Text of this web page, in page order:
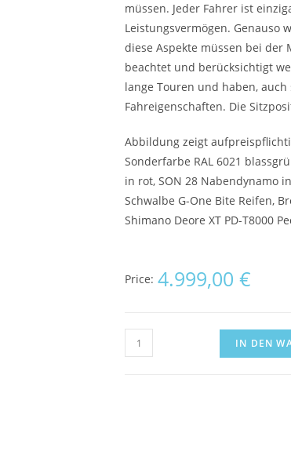
müssen. Jeder Fahrer ist
Leistungsvermögen. Genauso
diese Aspekte müssen bei der
beachtet und berücksichtigt
lange Touren und haben,
Fahreigenschaften. Die
Abbildung zeigt
Sonderfarbe RAL 6021
in rot, SON 28 Nabendynamo
Schwalbe G-One Bite Reifen,
Shimano Deore XT PD-T8000
Price: 4.999,00 €
IN DEN